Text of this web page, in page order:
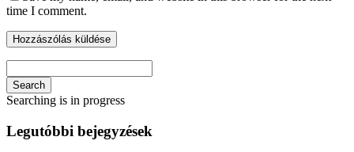
time I comment.
Search
Searching is in progress
Legutóbbi bejegyzések